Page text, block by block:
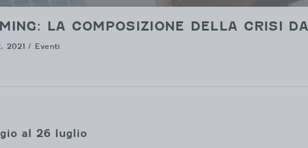
LA COMPOSIZIONE DELLA CRISI
2021 / Eventi
al 26 luglio